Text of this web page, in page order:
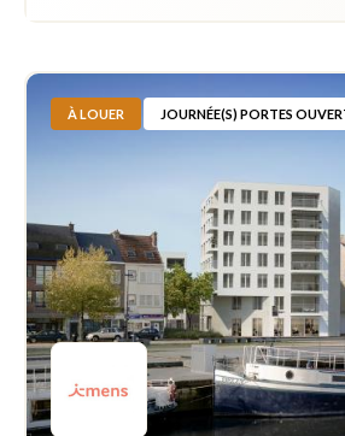
À LOUER JOURNÉE(S) PORTES